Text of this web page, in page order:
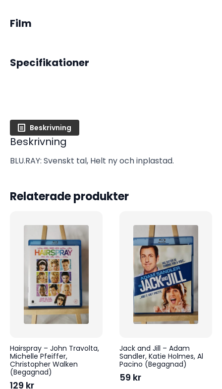
Film
Specifikationer
Beskrivning
Beskrivning
BLU.RAY: Svenskt tal, Helt ny och inplastad.
Relaterade produkter
Hairspray – John Travolta,
Michelle Pfeiffer,
Christopher Walken
(Begagnad)
129 kr
Jack and Jill – Adam
Sandler, Katie Holmes, Al
Pacino (Begagnad)
59 kr